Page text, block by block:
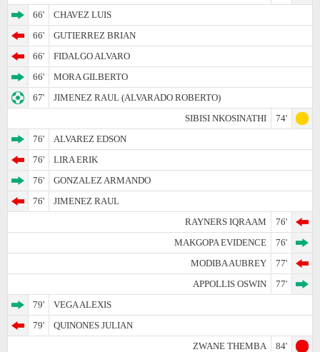
66'
CHAVEZ LUIS
66'
GUTIERREZ BRIAN
66'
FIDALGO ALVARO
66'
MORA GILBERTO
67'
JIMENEZ RAUL (ALVARADO ROBERTO)
SIBISI NKOSINATHI
74'
76'
ALVAREZ EDSON
76'
LIRA ERIK
76'
GONZALEZ ARMANDO
76'
JIMENEZ RAUL
RAYNERS IQRAAM
76'
MAKGOPA EVIDENCE
76'
MODIBA AUBREY
77'
APPOLLIS OSWIN
77'
79'
VEGA ALEXIS
79'
QUINONES JULIAN
ZWANE THEMBA
84'